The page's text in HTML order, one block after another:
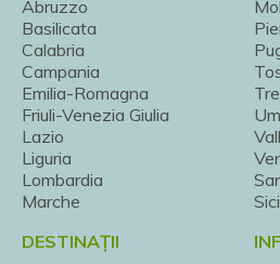
Abruzzo
Basilicata
Calabria
Campania
Emilia-Romagna
Friuli-Venezia Giulia
Lazio
Liguria
Lombardia
Marche
DESTINAȚII